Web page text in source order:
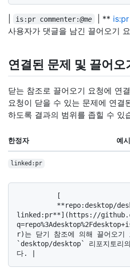
is:pr commenter:@me | **
사용자가 댓글을 남긴 끌어오기
연결된 문제 및 끌어오
닫는 참조로 끌어오기 요청에 연
요청이 닫을 수 있는 문제에 연결
하도록 결과의 범위를 좁힐 수 있
한정자 예시
linked:pr
linked:pr**](https://
r)는 닫기 참조에 의해 끌어오기
`desktop/desktop` 리포지토리